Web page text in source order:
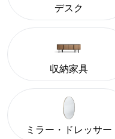
デスク
収納家具
ミラー・ドレッサー